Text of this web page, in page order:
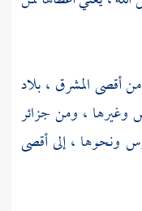
أقصى المشرق ،بلاد
وغيرها ، ومنجزائر
ونحوها ، إلى أقصى